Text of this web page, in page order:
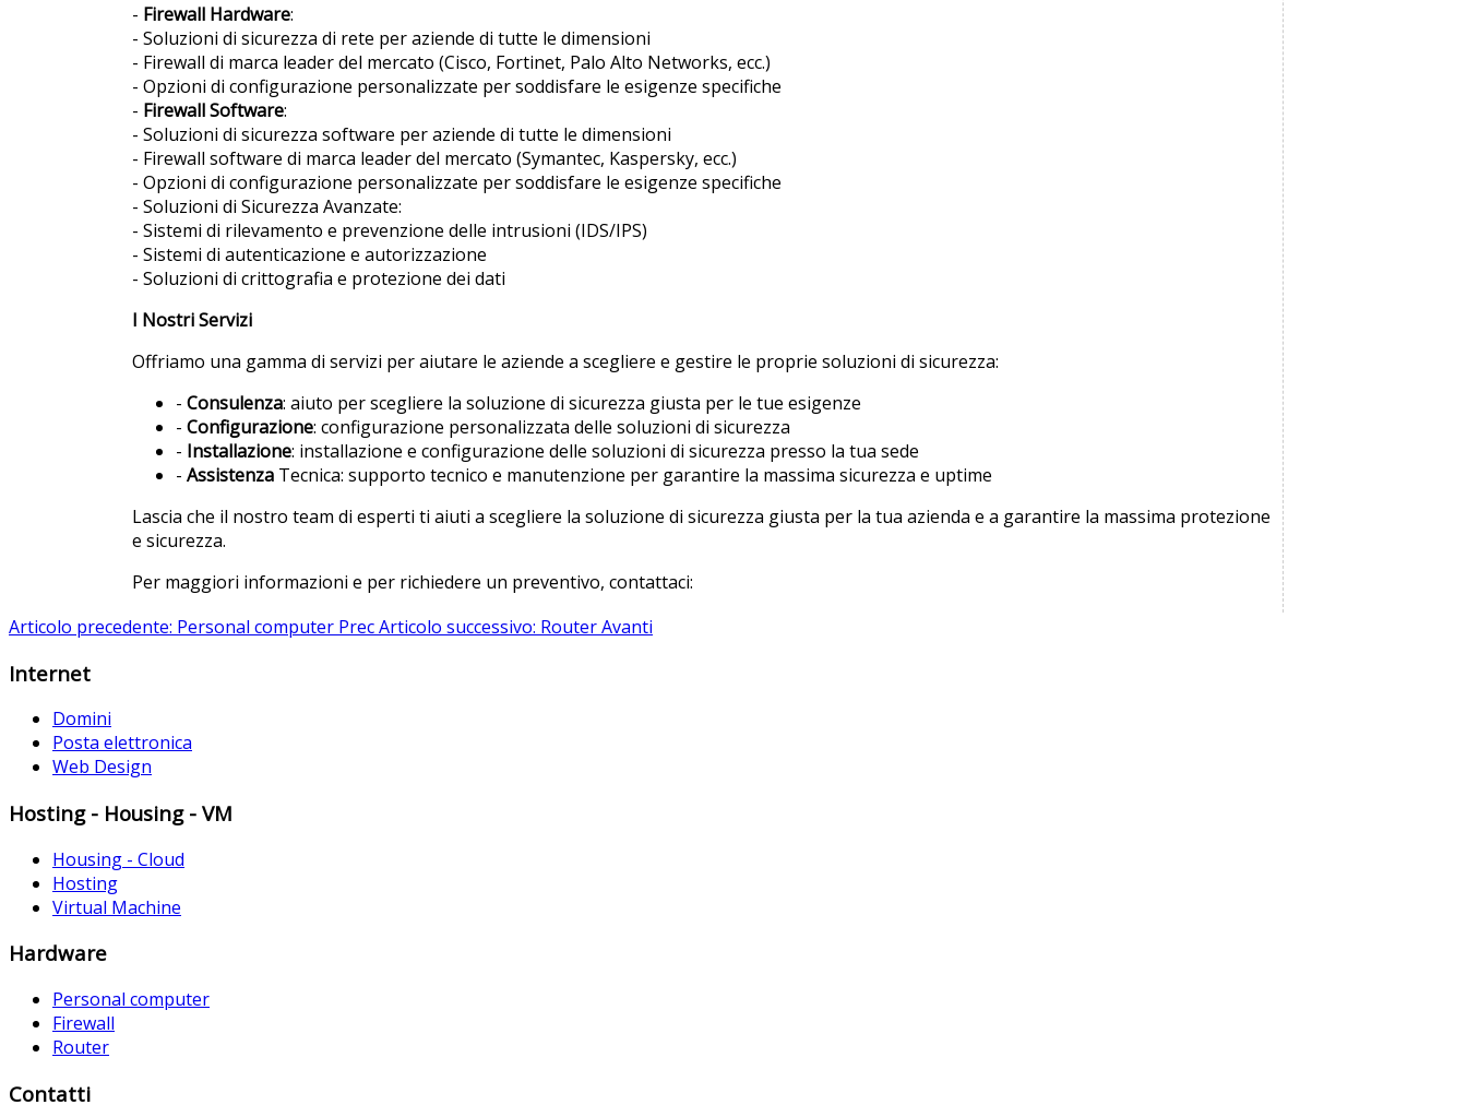
- Firewall Hardware:
- Soluzioni di sicurezza di rete per aziende di tutte le dimensioni
- Firewall di marca leader del mercato (Cisco, Fortinet, Palo Alto Networks, ecc.)
- Opzioni di configurazione personalizzate per soddisfare le esigenze specifiche
- Firewall Software:
- Soluzioni di sicurezza software per aziende di tutte le dimensioni
- Firewall software di marca leader del mercato (Symantec, Kaspersky, ecc.)
- Opzioni di configurazione personalizzate per soddisfare le esigenze specifiche
- Soluzioni di Sicurezza Avanzate:
- Sistemi di rilevamento e prevenzione delle intrusioni (IDS/IPS)
- Sistemi di autenticazione e autorizzazione
- Soluzioni di crittografia e protezione dei dati
I Nostri Servizi
Offriamo una gamma di servizi per aiutare le aziende a scegliere e gestire le proprie soluzioni di sicurezza:
- Consulenza: aiuto per scegliere la soluzione di sicurezza giusta per le tue esigenze
- Configurazione: configurazione personalizzata delle soluzioni di sicurezza
- Installazione: installazione e configurazione delle soluzioni di sicurezza presso la tua sede
- Assistenza Tecnica: supporto tecnico e manutenzione per garantire la massima sicurezza e uptime
Lascia che il nostro team di esperti ti aiuti a scegliere la soluzione di sicurezza giusta per la tua azienda e a garantire la massima protezione
e sicurezza.
Per maggiori informazioni e per richiedere un preventivo, contattaci:
Articolo precedente: Personal computer PrecArticolo successivo: RouterAvanti
Internet
Domini
Posta elettronica
Web Design
Hosting - Housing - VM
Housing - Cloud
Hosting
Virtual Machine
Hardware
Personal computer
Firewall
Router
Contatti